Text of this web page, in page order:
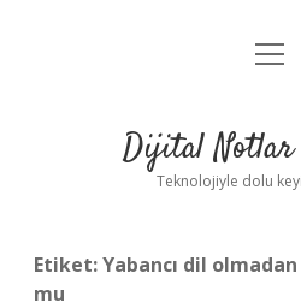
Anasayfa
Yasal
Dijital
Teknolojiyle dolu
Etiket:Yabancı dil
mu